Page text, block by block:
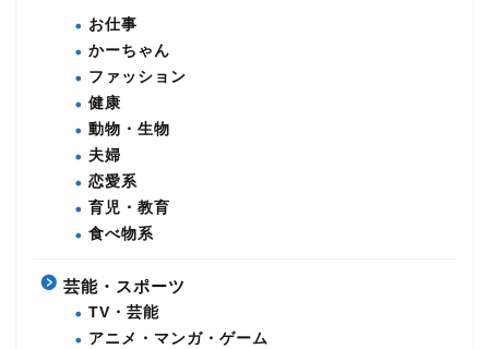
お仕事
かーちゃん
ファッション
健康
動物・生物
夫婦
恋愛系
育児・教育
食べ物系
芸能・スポーツ
TV・芸能
アニメ・マンガ・ゲーム